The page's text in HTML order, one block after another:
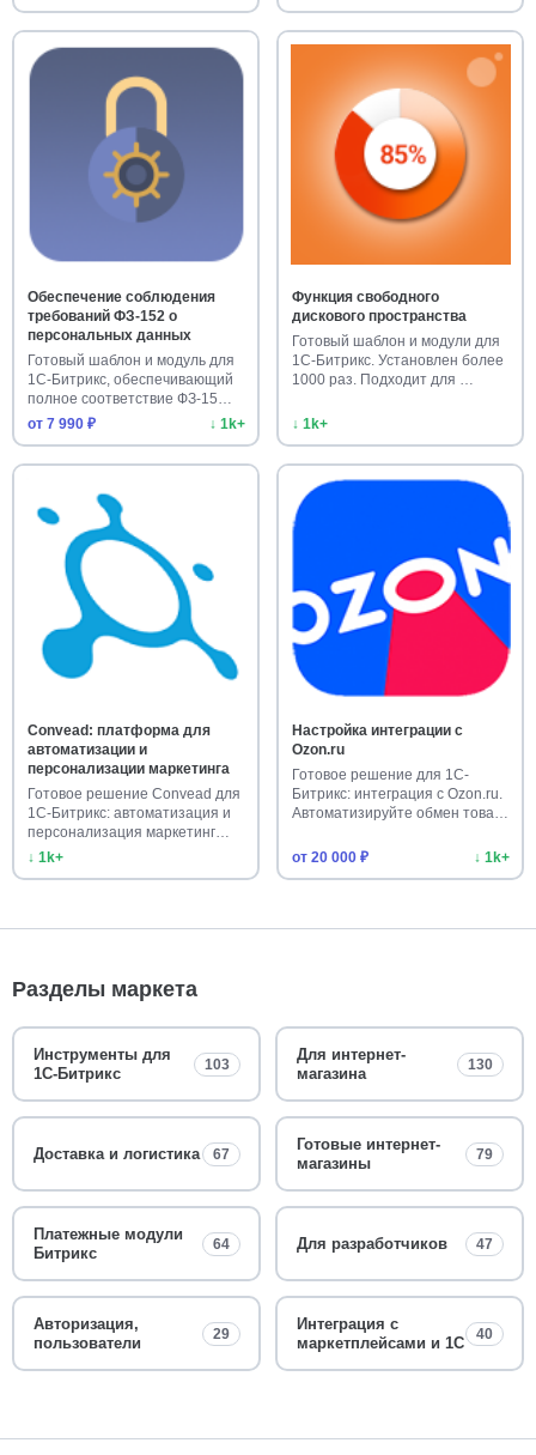
Обеспечение соблюдения
требований ФЗ-152 о
персональных данных
Готовый шаблон и модуль для
1С-Битрикс, обеспечивающий
полное соответствие ФЗ-15…
от 7 990 ₽
↓ 1k+
Функция свободного
дискового пространства
Готовый шаблон и модули для
1С-Битрикс. Установлен более
1000 раз. Подходит для …
↓ 1k+
Convead: платформа для
автоматизации и
персонализации маркетинга
Готовое решение Convead для
1С-Битрикс: автоматизация и
персонализация маркетинг…
↓ 1k+
Настройка интеграции с
Ozon.ru
Готовое решение для 1С-
Битрикс: интеграция с Ozon.ru.
Автоматизируйте обмен това…
от 20 000 ₽ ↓ 1k+
Разделы маркета
Инструменты для
1С-Битрикс
103
Для интернет-
магазина
130
Доставка и логистика 67
Готовые интернет-
магазины
79
Платежные модули
Битрикс
64 Для разработчиков 47
Авторизация,
пользователи
29
Интеграция с
маркетплейсами и 1С
40